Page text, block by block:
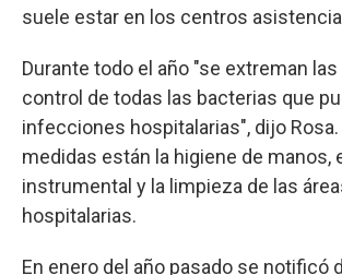
suele estar en los centros
Durante todo el año "se extreman
control de todas las bacterias que
infecciones hospitalarias", dijo
medidas están la higiene de manos,
instrumental y la limpieza de las
hospitalarias.
En enero del año pasado se notificó